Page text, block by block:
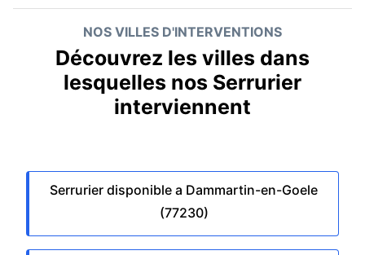
NOS VILLES D'INTERVENTIONS
Découvrez les villes dans
lesquelles nos Serrurier
interviennent
Serrurier disponible a Dammartin-en-Goele
(77230)